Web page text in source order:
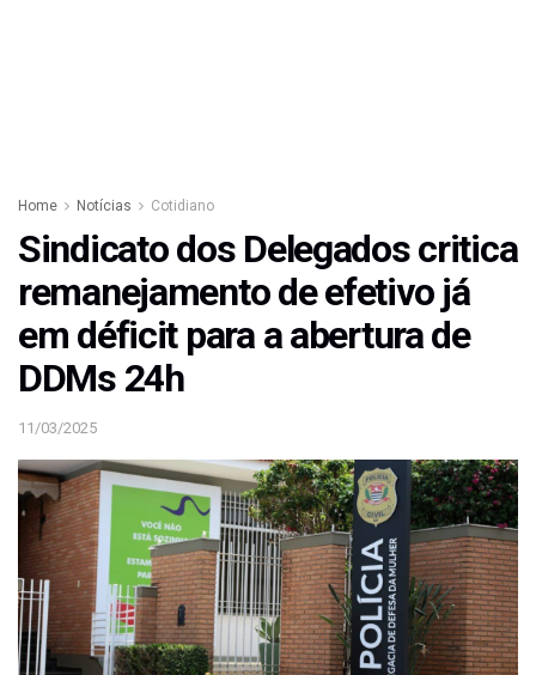
Home Notícias Cotidiano
Sindicato dos Delegados critica
remanejamento de efetivo já
em déficit para a abertura de
DDMs 24h
11/03/2025